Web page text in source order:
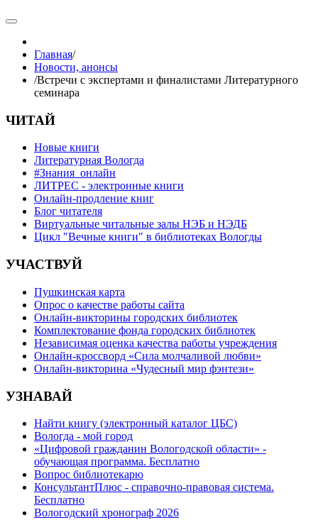
Главная/
Новости, анонсы
/Встречи с экспертами и финалистами Литературного
семинара
ЧИТАЙ
Новые книги
Литературная Вологда
#Знания_онлайн
ЛИТРЕС - электронные книги
Онлайн-продление книг
Блог читателя
Виртуальные читальные залы НЭБ и НЭДБ
Цикл "Вечные книги" в библиотеках Вологды
УЧАСТВУЙ
Пушкинская карта
Опрос о качестве работы сайта
Онлайн-викторины городских библиотек
Комплектование фонда городских библиотек
Независимая оценка качества работы учреждения
Онлайн-кроссворд «Сила молчаливой любви»
Онлайн-викторина «Чудесный мир фэнтези»
УЗНАВАЙ
Найти книгу (электронный каталог ЦБС)
Вологда - мой город
«Цифровой гражданин Вологодской области» -
обучающая программа. Бесплатно
Вопрос библиотекарю
КонсультантПлюс - справочно-правовая система.
Бесплатно
Вологодский хронограф 2026